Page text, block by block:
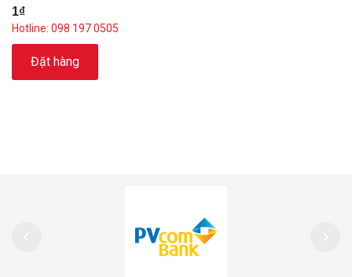
1₫
Hotline: 098 197 0505
Đặt hàng